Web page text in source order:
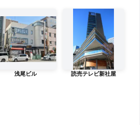
浅尾ビル 読売テレビ新社屋